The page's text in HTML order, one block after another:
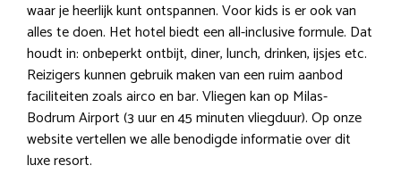
waar je heerlijk kunt ontspannen. Voor kids is er ook van
alles te doen. Het hotel biedt een all-inclusive formule. Dat
houdt in: onbeperkt ontbijt, diner, lunch, drinken, ijsjes etc.
Reizigers kunnen gebruik maken van een ruim aanbod
faciliteiten zoals airco en bar. Vliegen kan op Milas-
Bodrum Airport (3 uur en 45 minuten vliegduur). Op onze
website vertellen we alle benodigde informatie over dit
luxe resort.